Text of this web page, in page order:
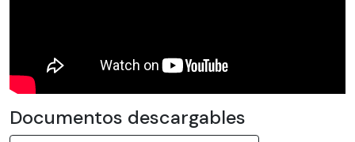
Documentos descargables